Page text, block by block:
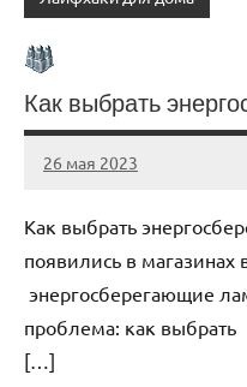
Как выбрать
26 мая 2023
organic63_ru
Нет
Как выбрать
появились в
энергосберегающие
проблема: как
[…]